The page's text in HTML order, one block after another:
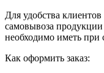
Для удобства
самовывоза
необходимо иметь при
Как оформить заказ: